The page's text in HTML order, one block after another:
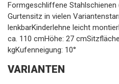
Formgeschliffene
Gurtensitz in vielen
lenkbarKinderlehne leicht
ca. 110 cmHöhe: 27
kgKufenneigung: 10°
VARIANTEN